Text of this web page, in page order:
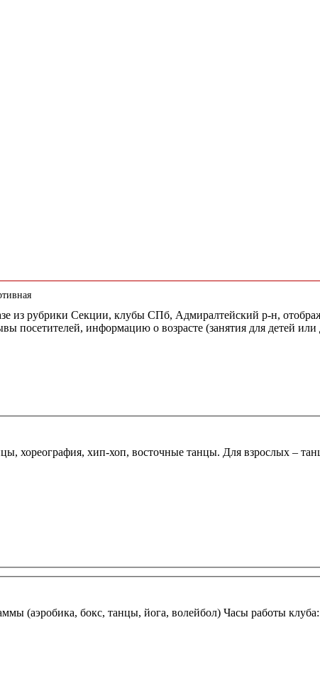
из рубрики Секции, клубы СПб, Адмиралтейский р-н,
информацию о возрасте (занятия для детей
хореография, хип-хоп, восточные танцы. Для взрослых –
(аэробика, бокс, танцы, йога, волейбол) Часы работы